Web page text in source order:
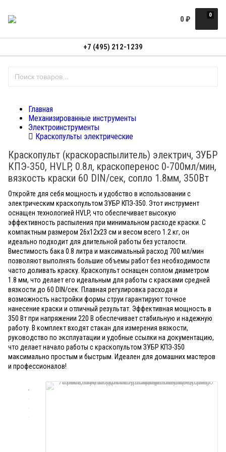
0
0 ₽
+7 (495) 212-1239
Главная
Механизированные инструменты
Электроинструменты
Краскопульты электрические
Краскопульт (краскораспылитель) электрич, ЗУБР
КПЭ-350, HVLP, 0.8л, краскоперенос 0-700мл/мин,
вязкость краски 60 DIN/сек, сопло 1.8мм, 350Вт
Откройте для себя мощность и удобство в использовании с
электрическим краскопультом ЗУБР КПЭ-350. Этот инструмент
оснащен технологией HVLP, что обеспечивает высокую
эффективность распыления при минимальном расходе краски. С
компактным размером 26x12x23 см и весом всего 1.2 кг, он
идеально подходит для длительной работы без усталости.
Вместимость бака 0.8 литра и максимальный расход 700 мл/мин
позволяют выполнять большие объемы работ без необходимости
часто доливать краску. Краскопульт оснащен соплом диаметром
1.8 мм, что делает его идеальным для работы с красками средней
вязкости до 60 DIN/сек. Плавная регулировка расхода и
возможность настройки формы струи гарантируют точное
нанесение краски и отличный результат. Эффективная мощность в
350 Вт при напряжении 220 В обеспечивает стабильную и надежную
работу. В комплект входят стакан для измерения вязкости,
руководство по эксплуатации и удобные ссылки на документацию,
что делает начало работы с краскопультом ЗУБР КПЭ-350
максимально простым и быстрым. Идеален для домашних мастеров
и профессионалов!